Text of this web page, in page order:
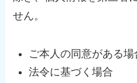
せん。
ご本人の同意がある場
法令に基づく場合